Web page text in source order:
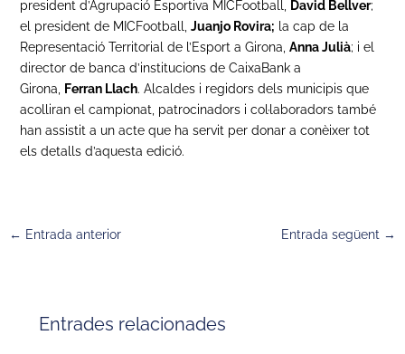
president d’Agrupació Esportiva MICFootball,
David Bellver;
el president de MICFootball, Juanjo Rovira; la cap de la
Representació Territorial de l’Esport a Girona, Anna Julià; i el
director de banca d’institucions de CaixaBank a
Girona,
Ferran Llach. Alcaldes i regidors dels municipis que
acolliran el campionat, patrocinadors i col·laboradors també
han assistit a un acte que ha servit per donar a conèixer tot
els detalls d’aquesta edició.
← Entrada anterior Entrada següent →
Entrades relacionades